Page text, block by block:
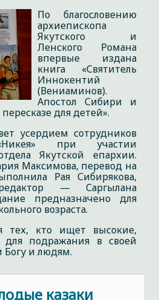
По благословению
архиепископа
Якутского и
Ленского Романа
впервые издана
книга «Святитель
Иннокентий
(Вениаминов).
Апостол Сибири и
для детей».
усердием сотрудников
при участии
Якутской епархии.
Максимова, перевод на
Рая Сибирякова,
— Саргылана
предназначено для
возраста.
тех, кто ищет высокие,
для подражания в своей
и людям.
казаки